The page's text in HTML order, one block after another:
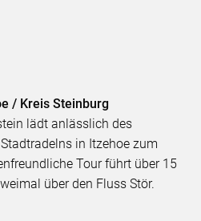
/ Kreis Steinburg
lädt anlässlich des
in Itzehoe zum
Tour führt über 15
über den Fluss Stör.